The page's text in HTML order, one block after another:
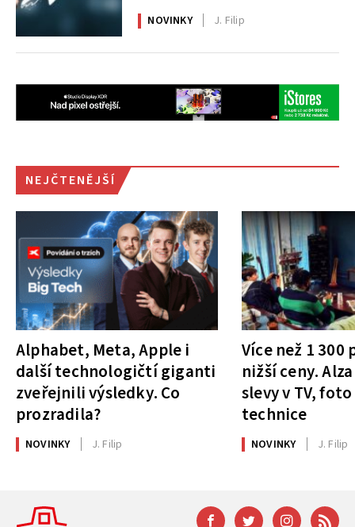
NOVINKY J. Filip
NEJČTENĚJŠÍ
Alphabet, Meta, Apple i
další technologičtí giganti
zveřejnili výsledky. Co
prozradila?
NOVINKY J. Filip
Více než 1
nižší ceny.
slevy v TV,
technice
NOVINKY J. Filip